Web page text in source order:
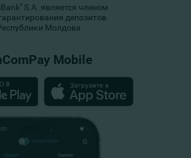
S.A. является членом
депозитов
Молдова
Mobile